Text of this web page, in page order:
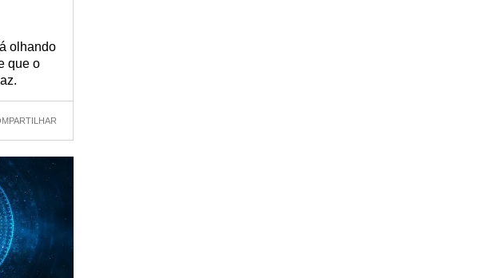
olhando
que o